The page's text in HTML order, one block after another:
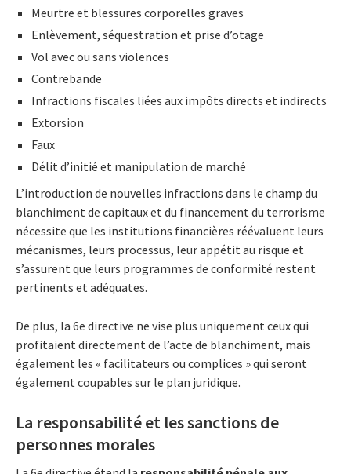
Meurtre et blessures corporelles graves
Enlèvement, séquestration et prise d’otage
Vol avec ou sans violences
Contrebande
Infractions fiscales liées aux impôts directs et indirects
Extorsion
Faux
Délit d’initié et manipulation de marché
L’introduction de nouvelles infractions dans le champ du
blanchiment de capitaux et du financement du terrorisme
nécessite que les institutions financières réévaluent leurs
mécanismes, leurs processus, leur appétit au risque et
s’assurent que leurs programmes de conformité restent
pertinents et adéquates.
De plus, la 6e directive ne vise plus uniquement ceux qui
profitaient directement de l’acte de blanchiment, mais
également les « facilitateurs ou complices » qui seront
également coupables sur le plan juridique.
La responsabilité et les sanctions de
personnes morales